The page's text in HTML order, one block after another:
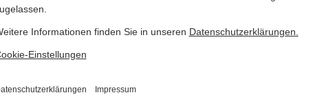
BIO SONNE Merlot Puglia IGP von NORMA setzt sich an die Spitze v...
auf der BIOFACH 2026: Insgesamt 200 DLG-Medaillen für die Eigen...
Februar erneut die Preise auf Lebensmittel um bis zu 16 Prozent /...
Jodsalz mit Fluorid der NORMA-Eigenmarke FEINE PRISE im ÖKO-TE...
leben jetzt noch günstiger: Schokolade und weitere Süßigkeiten um ...